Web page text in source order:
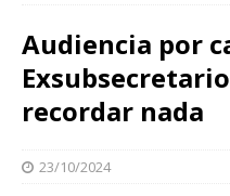
Audiencia por
recordar nada
23/10/2024